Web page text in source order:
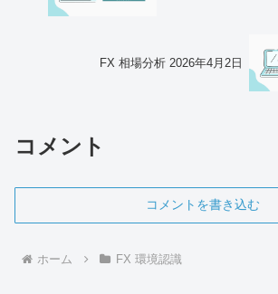
FX 相場分析 2026年4月2日
コメント
コメントを書き込む
ホーム FX 環境認識